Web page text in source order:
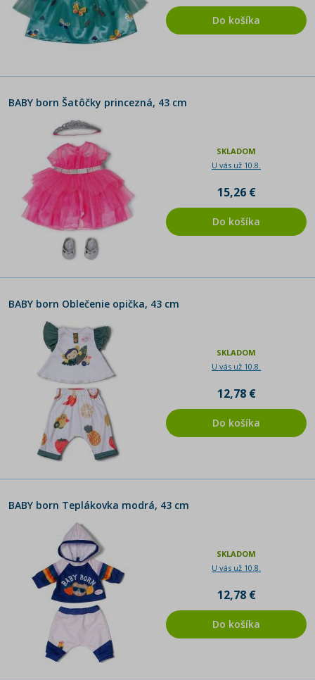
Do košíka
BABY born Šatôčky princezná, 43 cm
SKLADOM
U vás už 10.8.
15,26 €
Do košíka
BABY born Oblečenie opička, 43 cm
SKLADOM
U vás už 10.8.
12,78 €
Do košíka
BABY born Teplákovka modrá, 43 cm
SKLADOM
U vás už 10.8.
12,78 €
Do košíka